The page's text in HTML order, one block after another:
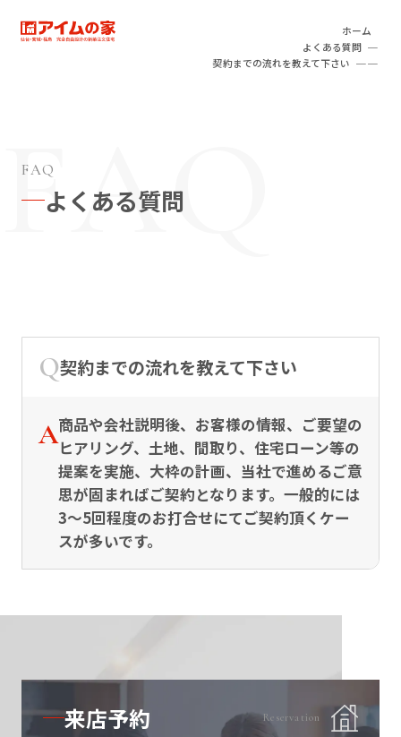
FAQ
よくある質問
ホーム
よくある質問
契約までの流れを教えて下さい
契約までの流れを教えて下さい
商品や会社説明後、お客様の情報、ご要望の
ヒアリング、土地、間取り、住宅ローン等の
提案を実施、大枠の計画、当社で進めるご意
思が固まればご契約となります。一般的には
3～5回程度のお打合せにてご契約頂くケー
スが多いです。
Reservation
来店予約